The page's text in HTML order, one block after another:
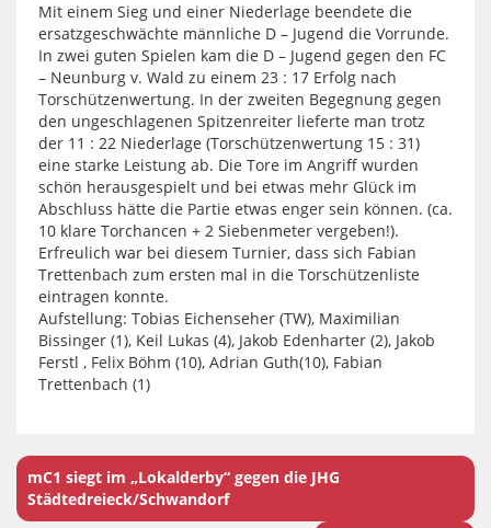
Mit einem Sieg und einer Niederlage beendete die
ersatzgeschwächte männliche D – Jugend die Vorrunde.
In zwei guten Spielen kam die D – Jugend gegen den FC
– Neunburg v. Wald zu einem 23 : 17 Erfolg nach
Torschützenwertung. In der zweiten Begegnung gegen
den ungeschlagenen Spitzenreiter lieferte man trotz
der 11 : 22 Niederlage (Torschützenwertung 15 : 31)
eine starke Leistung ab. Die Tore im Angriff wurden
schön herausgespielt und bei etwas mehr Glück im
Abschluss hätte die Partie etwas enger sein können. (ca.
10 klare Torchancen + 2 Siebenmeter vergeben!).
Erfreulich war bei diesem Turnier, dass sich Fabian
Trettenbach zum ersten mal in die Torschützenliste
eintragen konnte.
Aufstellung: Tobias Eichenseher (TW), Maximilian
Bissinger (1), Keil Lukas (4), Jakob Edenharter (2), Jakob
Ferstl , Felix Böhm (10), Adrian Guth(10), Fabian
Trettenbach (1)
mC1 siegt im „Lokalderby“ gegen die JHG
Städtedreieck/Schwandorf